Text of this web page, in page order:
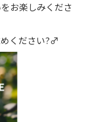
お楽しみくださ
ください?‍♂️